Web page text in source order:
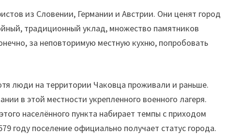
из Словении, Германии и Австрии. Они ценят город
традиционный уклад, множество памятников
за неповторимую местную кухню, попробовать
люди на территории Чаковца проживали и раньше.
в этой местности укрепленного военного лагеря.
населённого пункта набирает темпы с приходом
году поселение официально получает статус города.